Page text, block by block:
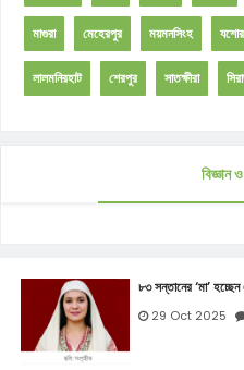
মাগুরা মেহেরপুর ময়মনসিংহ যশোর
লালমনিরহাট শেরপুর সাতক্ষীরা
বিজ্ঞান
৮৩ সন্তানের ‘মা’
29 Oct 2025